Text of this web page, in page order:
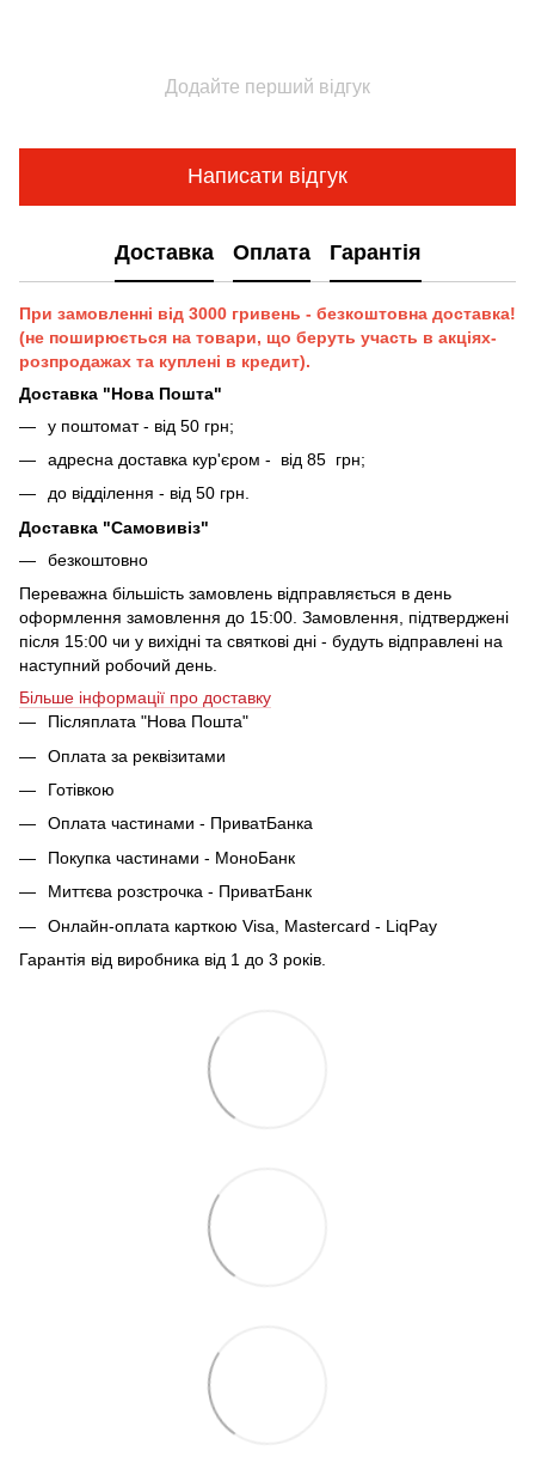
Додайте перший відгук
Написати відгук
Доставка Оплата Гарантія
При замовленні від 3000 гривень - безкоштовна доставка!
(не поширюється на товари, що беруть участь в акціях-
розпродажах та куплені в кредит).
Доставка "Нова Пошта"
у поштомат - від 50 грн;
адресна доставка кур'єром - від 85 грн;
до відділення - від 50 грн.
Доставка "Самовивіз"
безкоштовно
Переважна більшість замовлень відправляється в день
оформлення замовлення до 15:00. Замовлення, підтверджені
після 15:00 чи у вихідні та святкові дні - будуть відправлені на
наступний робочий день.
Більше інформації про доставку
Післяплата "Нова Пошта"
Оплата за реквізитами
Готівкою
Оплата частинами - ПриватБанка
Покупка частинами - МоноБанк
Миттєва розстрочка - ПриватБанк
Онлайн-оплата карткою Visa, Mastercard - LiqPay
Гарантія від виробника від 1 до 3 років.